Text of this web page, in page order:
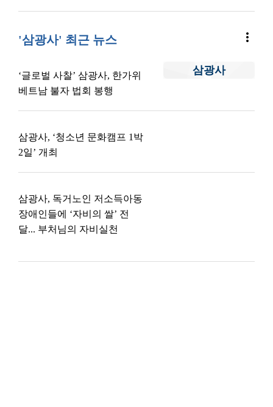
'삼광사' 최근 뉴스 more_vert
삼광사
‘글로벌 사찰’ 삼광사, 한가위
베트남 불자 법회 봉행
삼광사, ‘청소년 문화캠프 1박
2일’ 개최
삼광사, 독거노인 저소득아동
장애인들에 ‘자비의 쌀’ 전
달... 부처님의 자비실천